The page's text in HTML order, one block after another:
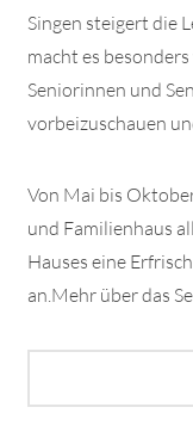
Singen steigert die
macht es
Seniorinnen und
vorbeizuschauen
Von Mai bis
und Familienhaus
Hauses eine
an.Mehr über das